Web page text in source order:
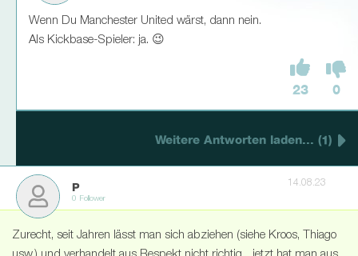
Wenn Du Manchester United wärst, dann nein.
Als Kickbase-Spieler: ja. 😉
23 0
Weitere Antworten laden... (1)
P
0 Follower
14.08.23
Zurecht, seit Jahren lässt man sich abziehen (siehe Kroos, Thiago